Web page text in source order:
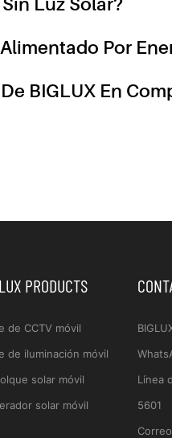
Por
BIGLUX En
PRODUCTS
de CCTV móvil
de iluminación móvil
solar móvil
solar móvil
Línea
5601
Correo